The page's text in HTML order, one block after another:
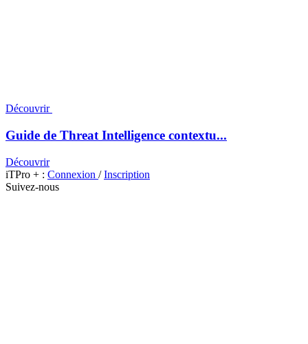
Découvrir
Guide de Threat Intelligence contextu...
Découvrir
iTPro + : Connexion /Inscription
Suivez-nous